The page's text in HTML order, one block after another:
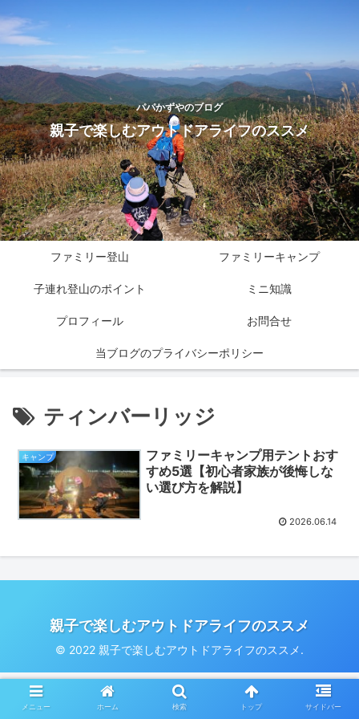
パパかずやのブログ
親子で楽しむアウトドアライフのススメ
ファミリー登山 ファミリーキャンプ
子連れ登山のポイント ミニ知識
プロフィール お問合せ
当ブログのプライバシーポリシー
ティンバーリッジ
キャンプ
ファミリーキャンプ用テントおす
すめ5選【初心者家族が後悔しな
い選び方を解説】
2026.06.14
親子で楽しむアウトドアライフのススメ
© 2022 親子で楽しむアウトドアライフのススメ.
メニュー ホーム 検索 トップ サイドバー